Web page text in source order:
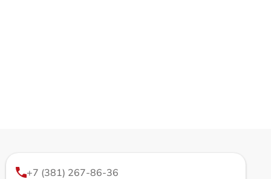
+7 (381) 267-86-36